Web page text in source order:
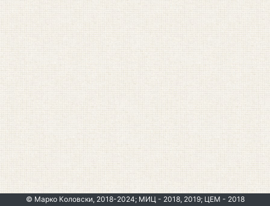
© Марко Коловски, 2018-2024; МИЦ - 2018, 2019; ЦЕМ - 2018